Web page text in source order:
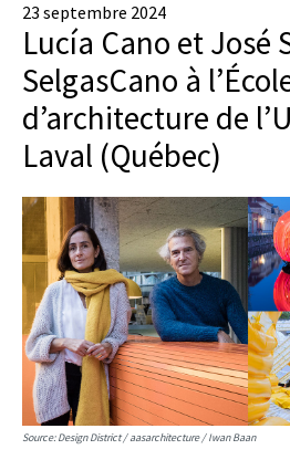
23 septembre 2024
Lucía Cano et José
SelgasCano à
d’architecture de
Laval (Québec)
Source: Design District / aasarchitecture / Iwan Baan